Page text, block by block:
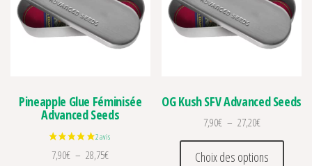
Pineapple Glue Féminisée
Advanced Seeds
7,90€ – 28,75€Plage de prix : 7,90€ à 28,75€
OG Kush SFV Advanced Seeds
7,90€ – 27,20€Plage de prix
Choix des options
Ce